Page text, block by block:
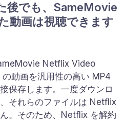
後でも、SameMovie
動画は視聴できます
Netflix Video
動画を汎用性の高い MP4
保存します。一度ダウンロ
それらのファイルは Netflix
。そのため、Netflix を解約